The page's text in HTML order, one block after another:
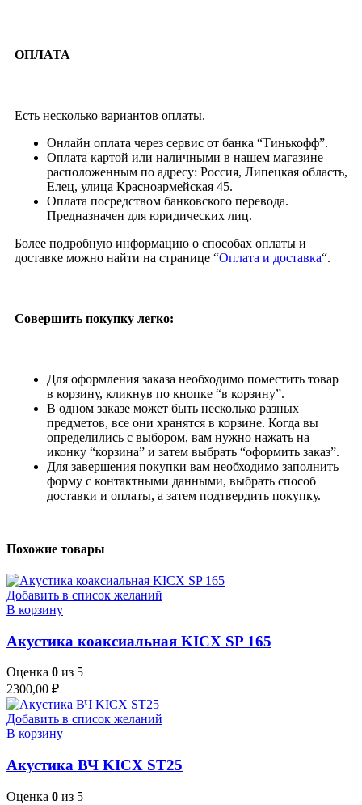
ОПЛАТА
Есть несколько вариантов оплаты.
Онлайн оплата через сервис от банка “Тинькофф”.
Оплата картой или наличными в нашем магазине
расположенным по адресу: Россия, Липецкая область,
Елец, улица Красноармейская 45.
Оплата посредством банковского перевода.
Предназначен для юридических лиц.
Более подробную информацию о способах оплаты и
доставке можно найти на странице “Оплата и доставка“.
Совершить покупку легко:
Для оформления заказа необходимо поместить товар
в корзину, кликнув по кнопке “в корзину”.
В одном заказе может быть несколько разных
предметов, все они хранятся в корзине. Когда вы
определились с выбором, вам нужно нажать на
иконку “корзина” и затем выбрать “оформить заказ”.
Для завершения покупки вам необходимо заполнить
форму с контактными данными, выбрать способ
доставки и оплаты, а затем подтвердить покупку.
Похожие товары
Добавить в список желаний
В корзину
Акустика коаксиальная KICX SP 165
Оценка 0 из 5
2300,00 ₽
Добавить в список желаний
В корзину
Акустика ВЧ KICX ST25
Оценка 0 из 5